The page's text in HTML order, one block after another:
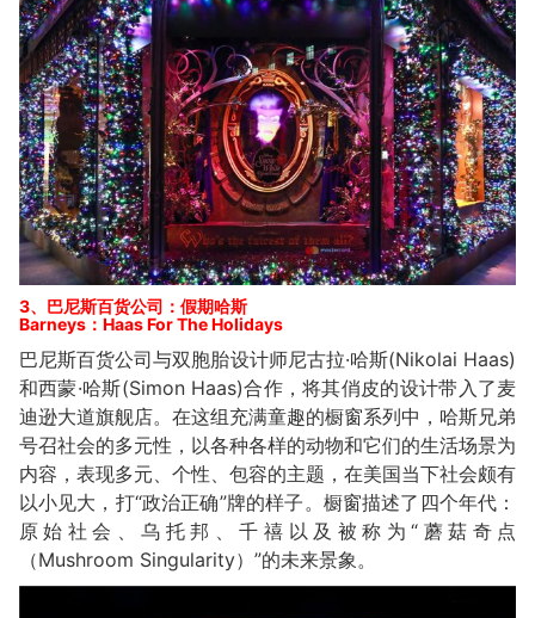
3、巴尼斯百货公司：假期哈斯
Barneys：Haas For The Holidays
巴尼斯百货公司与双胞胎设计师尼古拉·哈斯(Nikolai Haas)
和西蒙·哈斯(Simon Haas)合作，将其俏皮的设计带入了麦
迪逊大道旗舰店。在这组充满童趣的橱窗系列中，哈斯兄弟
号召社会的多元性，以各种各样的动物和它们的生活场景为
内容，表现多元、个性、包容的主题，在美国当下社会颇有
以小见大，打“政治正确”牌的样子。橱窗描述了四个年代：
原始社会、乌托邦、千禧以及被称为“蘑菇奇点
（Mushroom Singularity）”的未来景象。